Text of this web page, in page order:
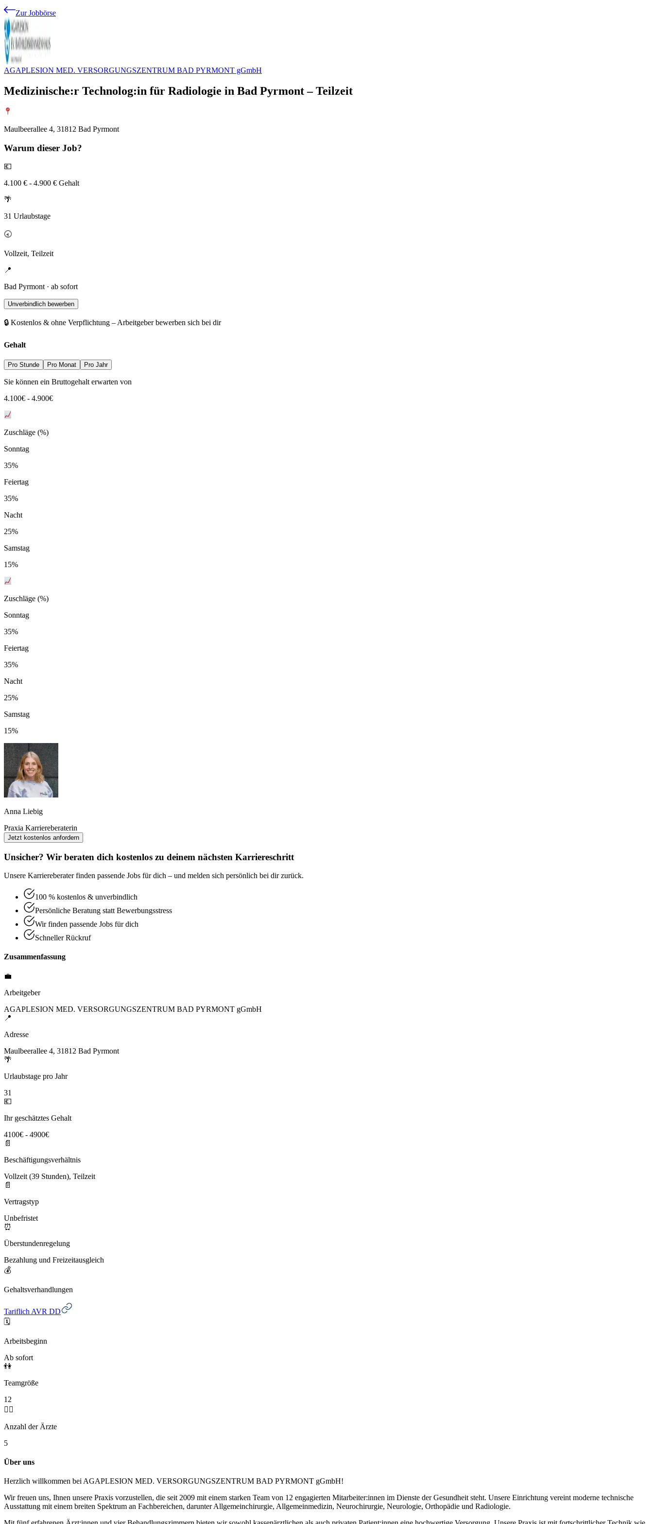
Zur Jobbörse
AGAPLESION MED. VERSORGUNGSZENTRUM BAD PYRMONT gGmbH
Medizinische:r Technolog:in für Radiologie in Bad Pyrmont – Teilzeit
Maulbeerallee 4, 31812 Bad Pyrmont
Warum dieser Job?
💶
4.100 € - 4.900 € Gehalt
🌴
31 Urlaubstage
🕣
Vollzeit, Teilzeit
📍
Bad Pyrmont · ab sofort
Unverbindlich bewerben
🔒 Kostenlos & ohne Verpflichtung – Arbeitgeber bewerben sich bei dir
Gehalt
Pro Stunde Pro Monat Pro Jahr
Sie können ein Bruttogehalt erwarten von
4.100€ - 4.900€
Zuschläge (%)
Sonntag
35%
Feiertag
35%
Nacht
25%
Samstag
15%
Zuschläge (%)
Sonntag
35%
Feiertag
35%
Nacht
25%
Samstag
15%
Anna Liebig
Praxia Karriereberaterin
Jetzt kostenlos anfordern
Unsicher? Wir beraten dich kostenlos zu deinem nächsten Karriereschritt
Unsere Karriereberater finden passende Jobs für dich – und melden sich persönlich bei dir zurück.
100 % kostenlos & unverbindlich
Persönliche Beratung statt Bewerbungsstress
Wir finden passende Jobs für dich
Schneller Rückruf
Zusammenfassung
💼
Arbeitgeber
AGAPLESION MED. VERSORGUNGSZENTRUM BAD PYRMONT gGmbH
📍
Adresse
Maulbeerallee 4, 31812 Bad Pyrmont
🌴
Urlaubstage pro Jahr
31
💶
Ihr geschätztes Gehalt
4100€ - 4900€
📄
Beschäftigungsverhältnis
Vollzeit (39 Stunden), Teilzeit
📄
Vertragstyp
Unbefristet
⏰
Überstundenregelung
Bezahlung und Freizeitausgleich
💰
Gehaltsverhandlungen
Tariflich AVR DD
🗓️
Arbeitsbeginn
Ab sofort
👫
Teamgröße
12
🧑‍⚕️
Anzahl der Ärzte
5
Über uns
Herzlich willkommen bei AGAPLESION MED. VERSORGUNGSZENTRUM BAD PYRMONT gGmbH!
Wir freuen uns, Ihnen unsere Praxis vorzustellen, die seit 2009 mit einem starken Team von 12 engagierten Mitarbeiter:innen im Dienste der Gesundheit steht. Unsere Einrichtung vereint moderne technische
Ausstattung mit einem breiten Spektrum an Fachbereichen, darunter Allgemeinchirurgie, Allgemeinmedizin, Neurochirurgie, Neurologie, Orthopädie und Radiologie.